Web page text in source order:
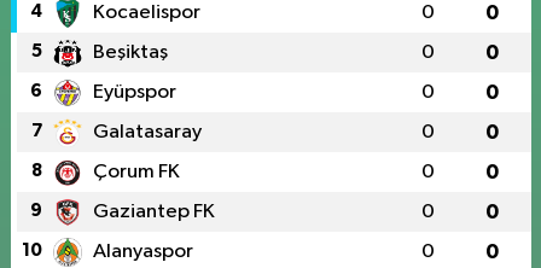
4 Kocaelispor 0 0
5 Beşiktaş 0 0
6 Eyüpspor 0 0
7 Galatasaray 0 0
8 Çorum FK 0 0
9 Gaziantep FK 0 0
10 Alanyaspor 0 0